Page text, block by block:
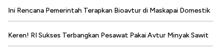
Ini Rencana Pemerintah Terapkan Bioavtur di Maskapai Domestik
Keren! RI Sukses Terbangkan Pesawat Pakai Avtur Minyak Sawit